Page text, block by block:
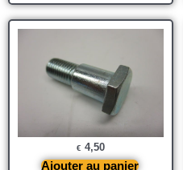
€ 4,50
Ajouter au panier